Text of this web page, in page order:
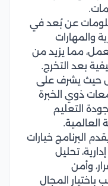
عن بُعد في
والمهارات
مما يزيد من
بعد التخرج.
حيث يشرف على
ذوي الخبرة
التعليم
العالمية.
البرنامج خيارات
تحليل
وأمن
باختيار المجال